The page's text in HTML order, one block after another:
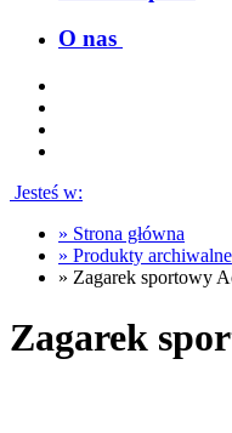
O nas
Jesteś w:
» Strona główna
» Produkty archiwalne
» Zagarek sportowy
Zagarek